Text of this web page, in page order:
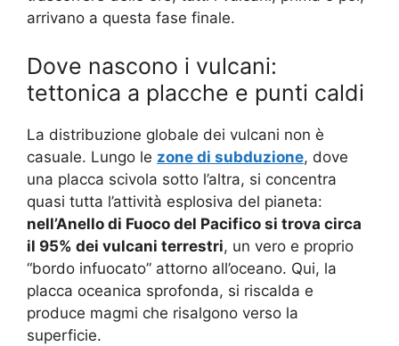
arrivano a questa fase finale.
Dove nascono i vulcani:
tettonica a placche e punti caldi
La distribuzione globale dei vulcani non è
casuale. Lungo le zone di subduzione, dove
una placca scivola sotto l’altra, si concentra
quasi tutta l’attività esplosiva del pianeta:
nell’Anello di Fuoco del Pacifico si trova circa
il 95% dei vulcani terrestri, un vero e proprio
“bordo infuocato” attorno all’oceano. Qui, la
placca oceanica sprofonda, si riscalda e
produce magmi che risalgono verso la
superficie.